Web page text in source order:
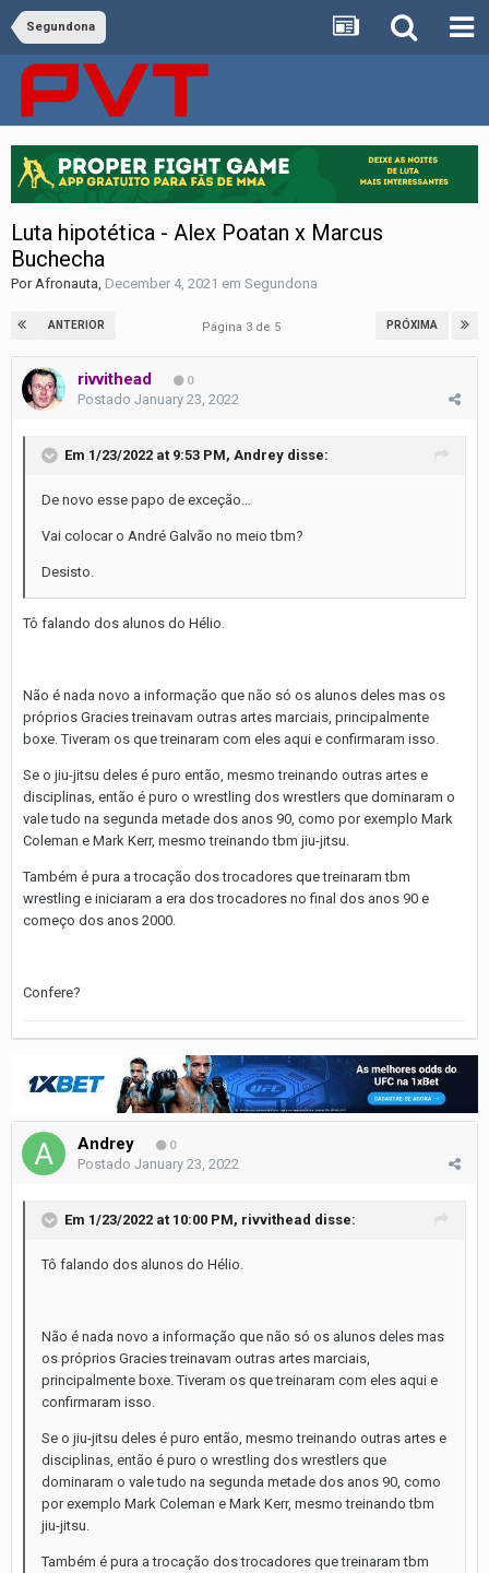
Segundona
Luta hipotética - Alex Poatan x Marcus
Buchecha
Por Afronauta December 4, 2021 em Segundona
ANTERIOR PRÓXIMA
Página 3 de 5
rivvithead 0
Postado January 23, 2022
Em 1/23/2022 at 9:53 PM, Andrey disse:
De novo esse papo de exceção…
Vai colocar o André Galvão no meio tbm?
Desisto.
Tô falando dos alunos do Hélio.
Não é nada novo a informação que não só os alunos deles mas os
próprios Gracies treinavam outras artes marciais, principalmente
boxe. Tiveram os que treinaram com eles aqui e confirmaram isso.
Se o jiu-jitsu deles é puro então, mesmo treinando outras artes e
disciplinas, então é puro o wrestling dos wrestlers que dominaram o
vale tudo na segunda metade dos anos 90, como por exemplo Mark
Coleman e Mark Kerr, mesmo treinando tbm jiu-jitsu.
Também é pura a trocação dos trocadores que treinaram tbm
wrestling e iniciaram a era dos trocadores no final dos anos 90 e
começo dos anos 2000.
Confere?
Andrey 0
Postado January 23, 2022
Em 1/23/2022 at 10:00 PM, rivvithead disse:
Tô falando dos alunos do Hélio.
Não é nada novo a informação que não só os alunos deles mas
os próprios Gracies treinavam outras artes marciais,
principalmente boxe. Tiveram os que treinaram com eles aqui e
confirmaram isso.
Se o jiu-jitsu deles é puro então, mesmo treinando outras artes e
disciplinas, então é puro o wrestling dos wrestlers que
dominaram o vale tudo na segunda metade dos anos 90, como
por exemplo Mark Coleman e Mark Kerr, mesmo treinando tbm
jiu-jitsu.
Também é pura a trocação dos trocadores que treinaram tbm